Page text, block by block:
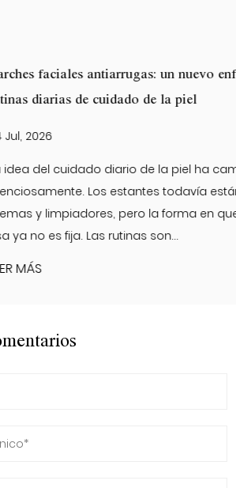
un nuevo enfoque para las
de la piel
diario de la piel ha cambiado
estantes todavía están llenos de
pero la forma en que la gente los
rutinas son...